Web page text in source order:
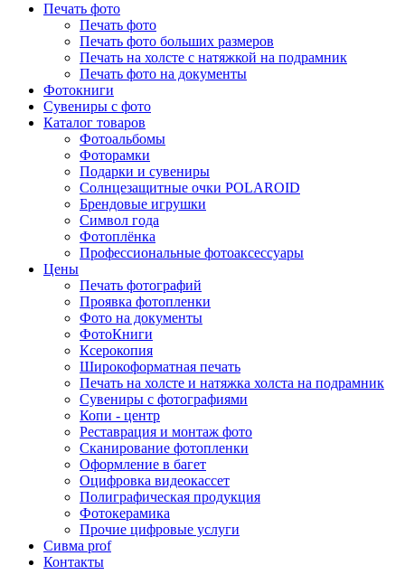
Печать фото
Печать фото
Печать фото больших размеров
Печать на холсте с натяжкой на подрамник
Печать фото на документы
Фотокниги
Сувениры с фото
Каталог товаров
Фотоальбомы
Фоторамки
Подарки и сувениры
Солнцезащитные очки POLAROID
Брендовые игрушки
Символ года
Фотоплёнка
Профессиональные фотоаксессуары
Цены
Печать фотографий
Проявка фотопленки
Фото на документы
ФотоКниги
Ксерокопия
Широкоформатная печать
Печать на холсте и натяжка холста на подрамник
Сувениры с фотографиями
Копи - центр
Реставрация и монтаж фото
Сканирование фотопленки
Оформление в багет
Оцифровка видеокассет
Полиграфическая продукция
Фотокерамика
Прочие цифровые услуги
Сивма prof
Контакты